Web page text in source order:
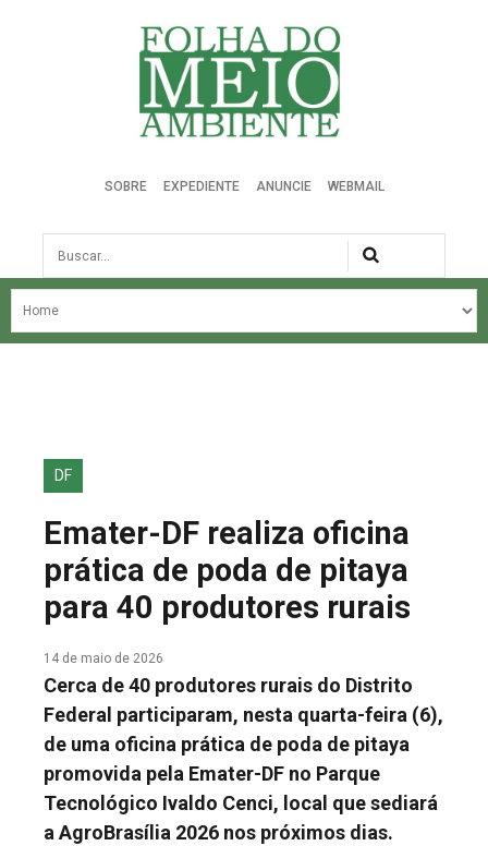
Folha do Meio Ambiente
SOBRE EXPEDIENTE ANUNCIE WEBMAIL
Busca
NOSSA HISTÓRIA
EDIÇÕES ANTERIORES
FALE CONOSCO
DF
Emater-DF realiza oficina
prática de poda de pitaya
para 40 produtores rurais
14 de maio de 2026
Cerca de 40 produtores rurais do Distrito
Federal participaram, nesta quarta-feira (6),
de uma oficina prática de poda de pitaya
promovida pela Emater-DF no Parque
Tecnológico Ivaldo Cenci, local que sediará
a AgroBrasília 2026 nos próximos dias.